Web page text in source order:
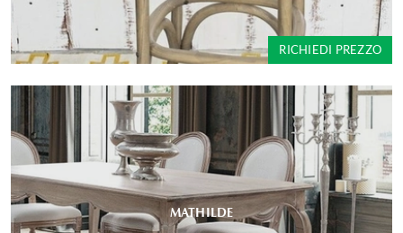
RICHIEDI PREZZO
MATHILDE